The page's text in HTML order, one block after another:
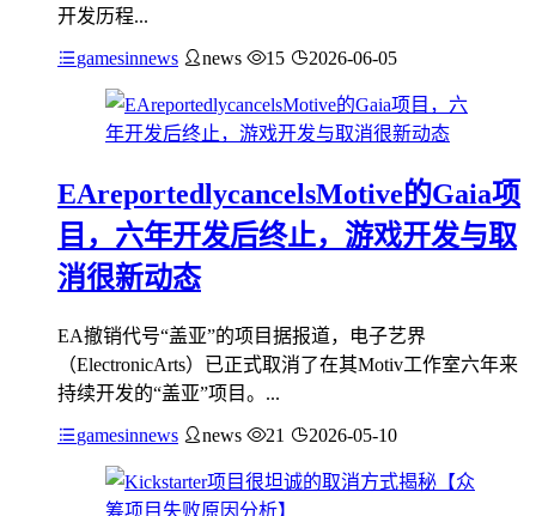
开发历程...
gamesinnews news 15 2026-06-05
EAreportedlycancelsMotive的Gaia项
目，六年开发后终止，游戏开发与取
消很新动态
EA撤销代号“盖亚”的项目据报道，电子艺界
（ElectronicArts）已正式取消了在其Motiv工作室六年来
持续开发的“盖亚”项目。...
gamesinnews news 21 2026-05-10